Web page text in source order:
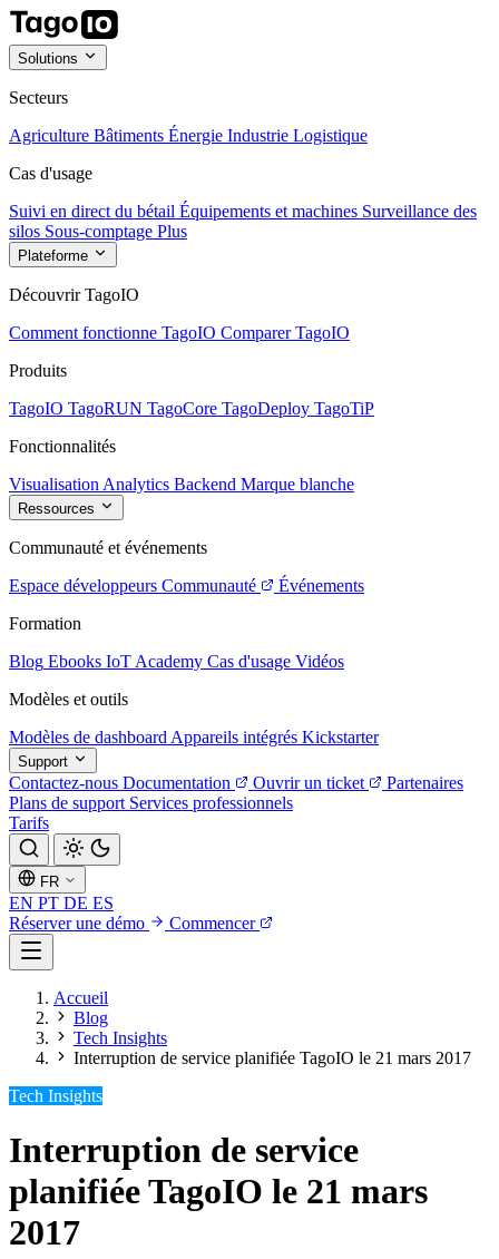
Solutions
Secteurs
Agriculture Bâtiments Énergie Industrie Logistique
Cas d'usage
Suivi en direct du bétail Équipements et machines Surveillance des
silos Sous-comptage Plus
Plateforme
Découvrir TagoIO
Comment fonctionne TagoIO Comparer TagoIO
Produits
TagoIO TagoRUN TagoCore TagoDeploy TagoTiP
Fonctionnalités
Visualisation Analytics Backend Marque blanche
Ressources
Communauté et événements
Espace développeurs Communauté
Événements
Formation
Blog Ebooks IoT Academy Cas d'usage Vidéos
Modèles et outils
Modèles de dashboard Appareils intégrés Kickstarter
Support
Contactez-nous Documentation Ouvrir un ticket
Partenaires
Plans de support Services professionnels
Tarifs
FR
EN PT DE ES
Réserver une démo
Commencer
Accueil
Blog
Tech Insights
Interruption de service planifiée TagoIO le 21 mars 2017
Tech Insights
Interruption de service
planifiée TagoIO le 21 mars
2017